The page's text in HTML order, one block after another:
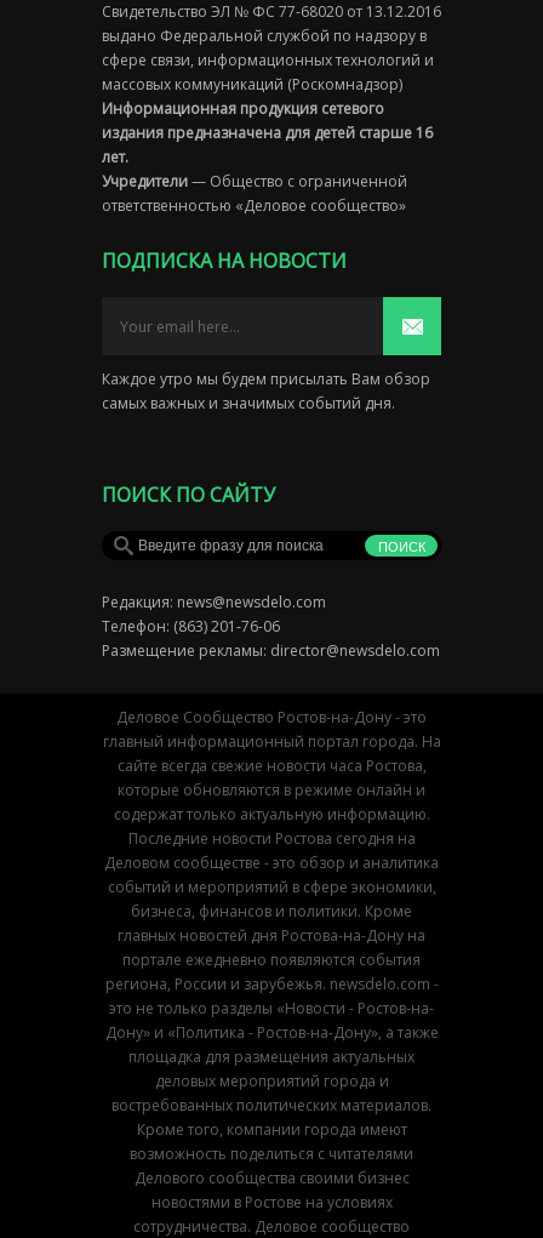
Свидетельство ЭЛ № ФС 77-68020 от 13.12.2016
выдано Федеральной службой по надзору в
сфере связи, информационных технологий и
массовых коммуникаций (Роскомнадзор)
Информационная продукция сетевого
издания предназначена для детей старше 16
лет.
Учредители— Общество с ограниченной
ответственностью «Деловое сообщество»
ПОДПИСКА НА НОВОСТИ
Каждое утро мы будем присылать Вам обзор
самых важных и значимых событий дня.
ПОИСК ПО САЙТУ
Редакция: news@newsdelo.com
Телефон: (863) 201-76-06
Размещение рекламы: director@newsdelo.com
Деловое Сообщество Ростов-на-Дону - это
главный информационный портал города. На
сайте всегда свежие новости часа Ростова,
которые обновляются в режиме онлайн и
содержат только актуальную информацию.
Последние новости Ростова сегодня на
Деловом сообществе - это обзор и аналитика
событий и мероприятий в сфере экономики,
бизнеса, финансов и политики. Кроме
главных новостей дня Ростова-на-Дону на
портале ежедневно появляются события
региона, России и зарубежья. newsdelo.com -
это не только разделы «Новости - Ростов-на-
Дону» и «Политика - Ростов-на-Дону», а также
площадка для размещения актуальных
деловых мероприятий города и
востребованных политических материалов.
Кроме того, компании города имеют
возможность поделиться с читателями
Делового сообщества своими бизнес
новостями в Ростове на условиях
сотрудничества. Деловое сообщество